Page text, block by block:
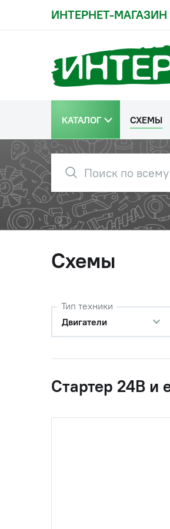
ИНТЕРНЕТ-
КАТАЛОГ СХЕМЫ
Схемы
Тип техники
Двигатели
Стартер 24В и